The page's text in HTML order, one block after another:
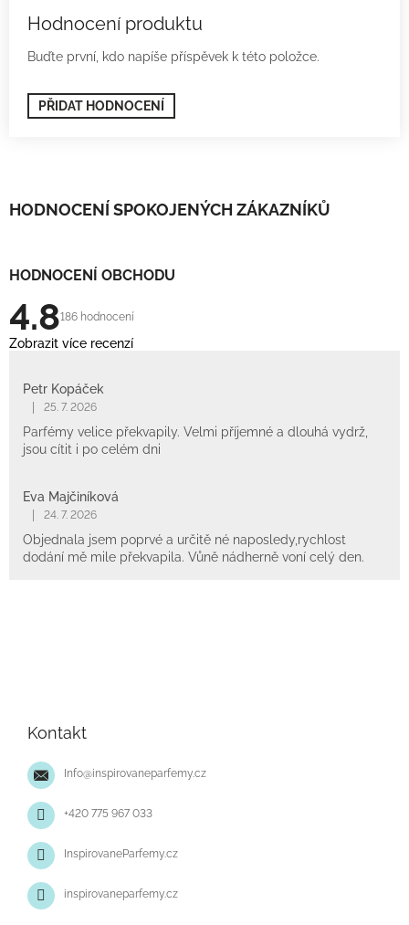
Hodnocení produktu
Buďte první, kdo napíše příspěvek k této položce.
PŘIDAT HODNOCENÍ
HODNOCENÍ SPOKOJENÝCH ZÁKAZNÍKŮ
HODNOCENÍ OBCHODU
4.8186 hodnocení
Zobrazit více recenzí
Petr Kopáček
25. 7. 2026
Parfémy velice překvapily. Velmi příjemné a dlouhá vydrž,
jsou cítit i po celém dni
Eva Majčiníková
24. 7. 2026
Objednala jsem poprvé a určitě né naposledy,rychlost
dodání mě mile překvapila. Vůně nádherně voní celý den.
Kontakt
Info@inspirovaneparfemy.cz
+420 775 967 033
InspirovaneParfemy.cz
inspirovaneparfemy.cz